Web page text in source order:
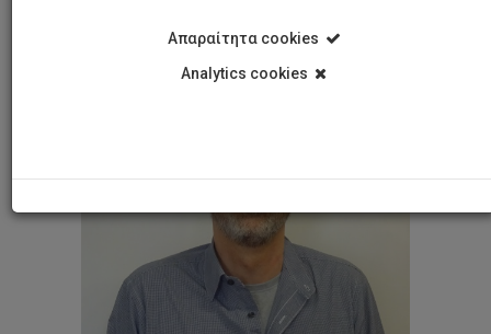
Απαραίτητα cookies
Analytics cookies